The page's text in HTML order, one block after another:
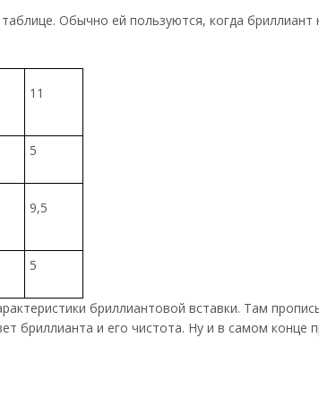
Обычно ей пользуются, когда бриллиант
11
5
9,5
5
бриллиантовой вставки. Там
бриллианта и его чистота. Ну и в самом конце